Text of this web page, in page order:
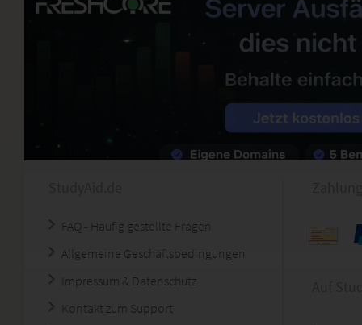
FAQ - Häufig gestellte Fragen
Allgemeine Geschäftsbedingungen
Impressum & Datenschutz
Kontakt zum Support